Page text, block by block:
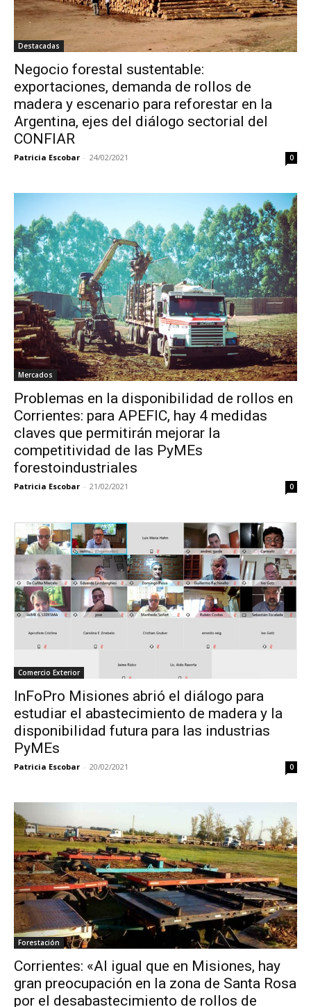
Destacadas
Negocio forestal sustentable:
exportaciones, demanda de rollos de
madera y escenario para reforestar en la
Argentina, ejes del diálogo sectorial del
CONFIAR
Patricia Escobar - 24/02/2021 0
Mercados
Problemas en la disponibilidad de rollos en
Corrientes: para APEFIC, hay 4 medidas
claves que permitirán mejorar la
competitividad de las PyMEs
forestoindustriales
Patricia Escobar - 21/02/2021 0
Comercio Exterior
InFoPro Misiones abrió el diálogo para
estudiar el abastecimiento de madera y la
disponibilidad futura para las industrias
PyMEs
Patricia Escobar - 20/02/2021 0
Forestación
Corrientes: «Al igual que en Misiones, hay
gran preocupación en la zona de Santa Rosa
por el desabastecimiento de rollos de